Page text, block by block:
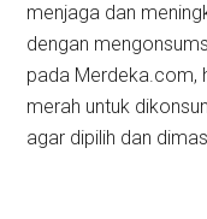
menjaga dan
dengan
pada Merdeka.com,
merah untuk
agar dipilih dan